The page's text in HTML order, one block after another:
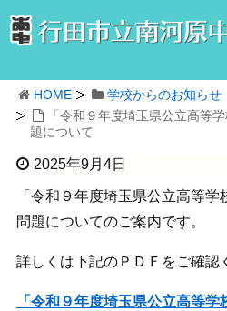
HOME
学校からのお知らせ
「令和９年度埼玉県公立高等
題について
2025年9月4日
「令和９年度埼玉県公立高等
問題についてのご案内です。
詳しくは下記のＰＤＦをご確認
「令和９年度埼玉県公立高等